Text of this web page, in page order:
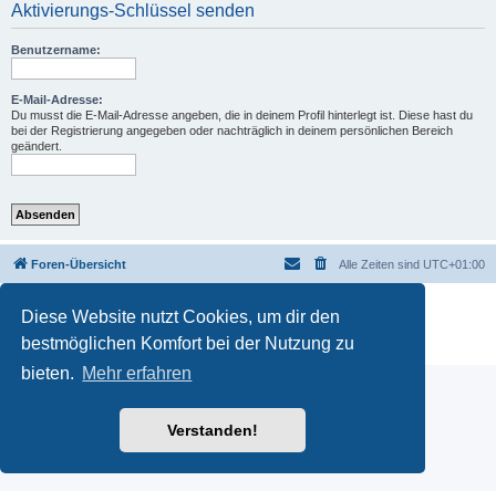
Diese Website nutzt Cookies, um dir den
bestmöglichen Komfort bei der Nutzung zu
bieten. Mehr erfahren
Verstanden!
Aktivierungs-Schlüssel senden
Benutzername:
E-Mail-Adresse:
Du musst die E-Mail-Adresse angeben, die in deinem Profil hinterlegt ist. Diese hast du
bei der Registrierung angegeben oder nachträglich in deinem persönlichen Bereich
geändert.
Foren-Übersicht Alle Zeiten sind UTC+01:00
Deutsche Übersetzung durchphpBB.de
Datenschutz|Nutzungsbedingungen